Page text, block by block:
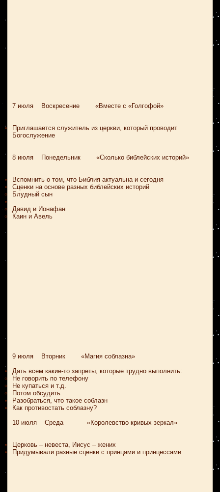
7 июля Воскресение «Вместе с «Голгофой»
Приглашается служитель из церкви, который проводит
Богослужение
8 июля Понедельник «Сколько библейских историй»
Вспомнить о том, что Библия актуальна и сегодня
Сценки на основе разных библейских историй
Блудный сын
Давид и Ионафан
Каин и Авель
9 июля Вторник «Магия соблазна»
Дать всем какие-то запреты, которые трудно выполнить:
Не говорить по телефону
Не купаться и т.д.
Потом обсудить
Разобраться, что такое соблазн
Как противостать соблазну?
10 июля Среда «Королевство кривых зеркал»
Церковь – невеста, Иисус – жених
Придумывали разные сценки с принцами и принцессами